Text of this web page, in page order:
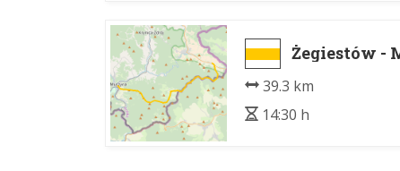
Żegiestów -
39.3 km
14:30 h